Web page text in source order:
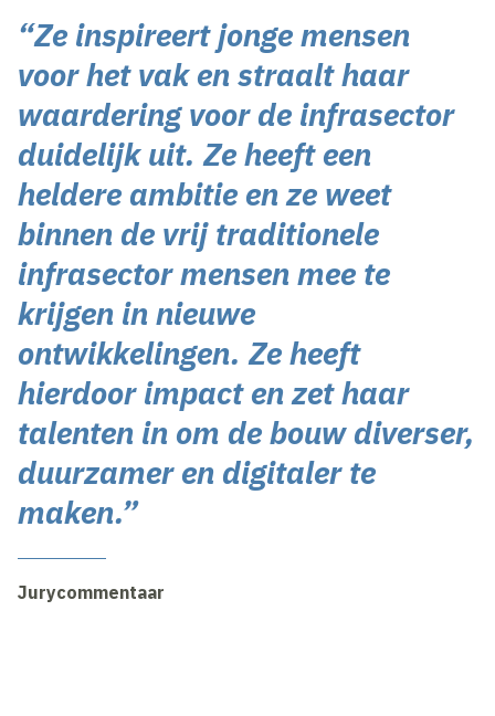
“Ze inspireert jonge mensen
voor het vak en straalt haar
waardering voor de infrasector
duidelijk uit. Ze heeft een
heldere ambitie en ze weet
binnen de vrij traditionele
infrasector mensen mee te
krijgen in nieuwe
ontwikkelingen. Ze heeft
hierdoor impact en zet haar
talenten in om de bouw diverser,
duurzamer en digitaler te
maken.”
Jurycommentaar